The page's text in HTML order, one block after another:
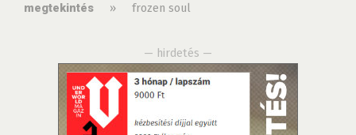
megtekintés » frozen soul
— hirdetés —